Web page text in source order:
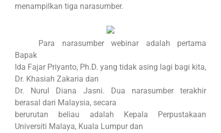
menampilkan tiga narasumber.
Para narasumber webinar adalah pertama
Bapak
Ida Fajar Priyanto, Ph.D. yang tidak asing lagi bagi kita,
Dr. Khasiah Zakaria dan
Dr. Nurul Diana Jasni. Dua narasumber terakhir
berasal dari Malaysia, secara
berurutan beliau adalah Kepala Perpustakaan
Universiti Malaya, Kuala Lumpur dan